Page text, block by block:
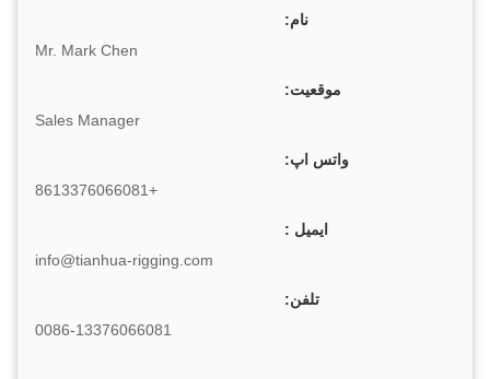
نام:
Mr. Mark Chen
موقعیت:
Sales Manager
واتس اپ:
+8613376066081
ایمیل :
info@tianhua-rigging.com
تلفن:
0086-13376066081